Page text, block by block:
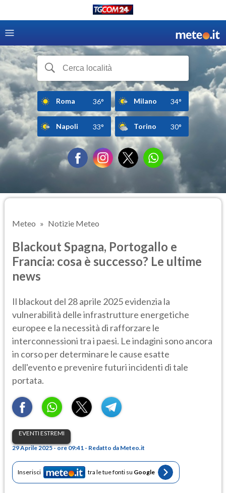
Roma 36° Milano 34°
Napoli 33° Torino 30°
Meteo Notizie Meteo
Blackout Spagna, Portogallo e
Francia: cosa è successo? Le ultime
news
Il blackout del 28 aprile 2025 evidenzia la
vulnerabilità delle infrastrutture energetiche
europee e la necessità di rafforzare le
interconnessioni tra i paesi. Le indagini sono ancora
in corso per determinare le cause esatte
dell'evento e prevenire futuri incidenti di tale
portata.
EVENTI ESTREMI
29 Aprile 2025 - ore 09:41 - Redatto da Meteo.it
Inserisci tra le tue fonti su Google